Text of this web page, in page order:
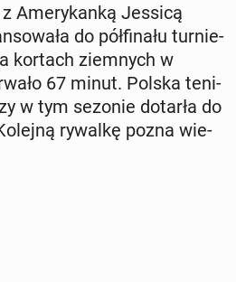
Ame­ry­kan­ką Jessicą
do pół­fi­na­łu tur­nie­
kortach ziem­nych w
67 minut. Polska te­ni­
w tym sezonie dotarła do
rywalkę pozna wie­